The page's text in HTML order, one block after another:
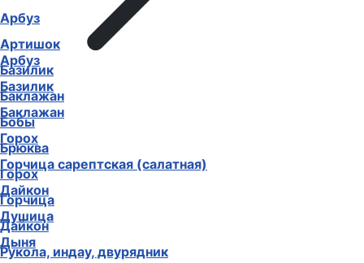
Арбуз
Базилик
Баклажан
Горох
Горчица сарептская (салатная)
Дайкон
Душица
Дыня
Арбуз
Артишок
Базилик
Баклажан
Бобы
Брюква
Горох
Горчица
Дайкон
Рукола, индау, двурядник